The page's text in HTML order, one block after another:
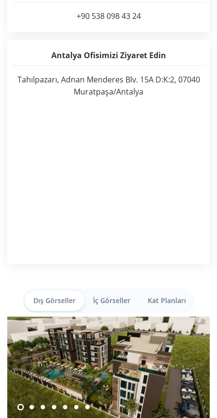
Dış Görseller İç Görseller Kat Planları
+90 538 098 43 24
Antalya Ofisimizi Ziyaret Edin
Tahılpazarı, Adnan Menderes Blv. 15A D:K:2, 07040
Muratpaşa/Antalya